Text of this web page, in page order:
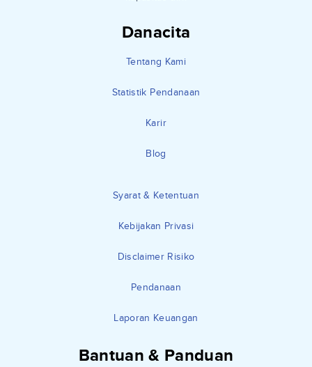
Danacita
Tentang Kami
Statistik Pendanaan
Karir
Blog
Syarat & Ketentuan
Kebijakan Privasi
Disclaimer Risiko
Pendanaan
Laporan Keuangan
Bantuan & Panduan